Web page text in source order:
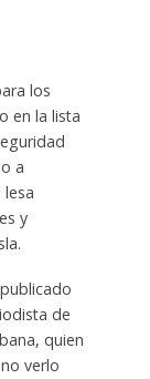
los
en la lista
a
y
de
quien
verlo